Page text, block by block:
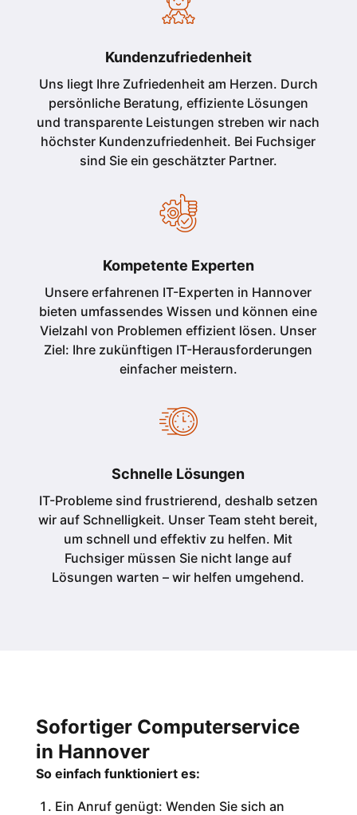
Kundenzufriedenheit
Uns liegt Ihre Zufriedenheit am Herzen. Durch
persönliche Beratung, effiziente Lösungen
und transparente Leistungen streben wir nach
höchster Kundenzufriedenheit. Bei Fuchsiger
sind Sie ein geschätzter Partner.
Kompetente Experten
Unsere erfahrenen IT-Experten in Hannover
bieten umfassendes Wissen und können eine
Vielzahl von Problemen effizient lösen. Unser
Ziel: Ihre zukünftigen IT-Herausforderungen
einfacher meistern.
Schnelle Lösungen
IT-Probleme sind frustrierend, deshalb setzen
wir auf Schnelligkeit. Unser Team steht bereit,
um schnell und effektiv zu helfen. Mit
Fuchsiger müssen Sie nicht lange auf
Lösungen warten – wir helfen umgehend.
Sofortiger Computerservice
in Hannover
So einfach funktioniert es:
Ein Anruf genügt: Wenden Sie sich an